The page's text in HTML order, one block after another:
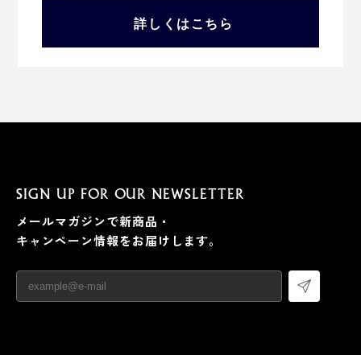
「工業デザイナーとして、デザインは美しくあるべきで
か。
曲形状のワッシャーを使うことで、鍵の束を固定しつ
詳しくはこちら
SIGN UP FOR OUR NEWSLETTER
メールマガジンで新商品・
キャンペーン情報をお届けします。